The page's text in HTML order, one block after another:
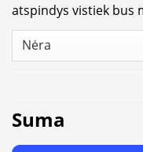
atspindys vistiek bus
Suma